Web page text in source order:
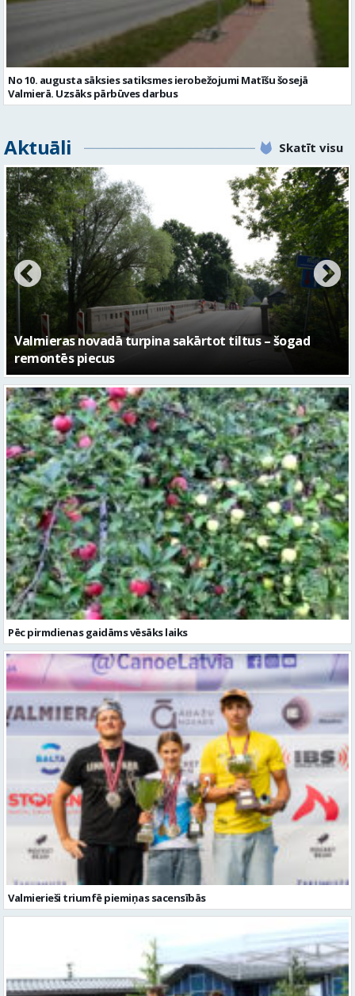
No 10. augusta sāksies satiksmes ierobežojumi Matīšu šosejā
Valmierā. Uzsāks pārbūves darbus
Aktuāli Skatīt visu
No pagaidu teātra līdz laikmetīgās kultūras centram
– kā attīstīsies “Kurtuve”
Pēc pirmdienas gaidāms vēsāks laiks
Valmierieši triumfē piemiņas sacensībās